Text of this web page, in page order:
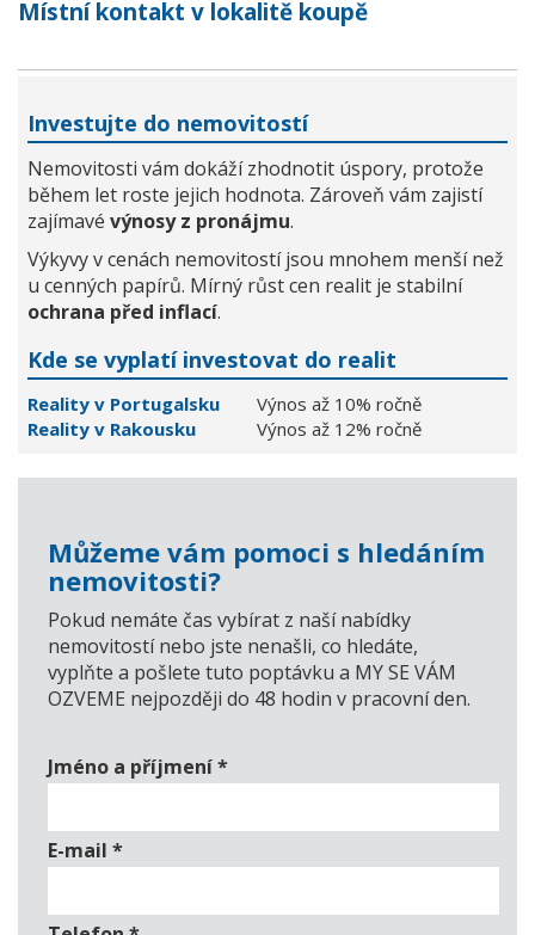
Místní kontakt v lokalitě koupě
Investujte do nemovitostí
Nemovitosti vám dokáží zhodnotit úspory, protože
během let roste jejich hodnota. Zároveň vám zajistí
zajímavé výnosy z pronájmu.
Výkyvy v cenách nemovitostí jsou mnohem menší než
u cenných papírů. Mírný růst cen realit je stabilní
ochrana před inflací.
Kde se vyplatí investovat do realit
Reality v Portugalsku
Výnos až 10% ročně
Reality v Rakousku
Výnos až 12% ročně
Můžeme vám pomoci s hledáním
nemovitosti?
Pokud nemáte čas vybírat z naší nabídky
nemovitostí nebo jste nenašli, co hledáte,
vyplňte a pošlete tuto poptávku a MY SE VÁM
OZVEME nejpozději do 48 hodin v pracovní den.
Jméno a příjmení*
E-mail *